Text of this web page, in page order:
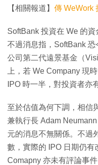
【相關報道】 傳 WeWork
SoftBank 投資在 We 的資
不過消息指，SoftBank
公司第二代遠景基金（
上，若 We Company 現
IPO 時一半，對投資者亦
至於估值為何下調，相信
兼執行長 Adam
元的消息不無關係。不過
數，實際的 IPO 日期仍
Comapny 亦未有評論事件